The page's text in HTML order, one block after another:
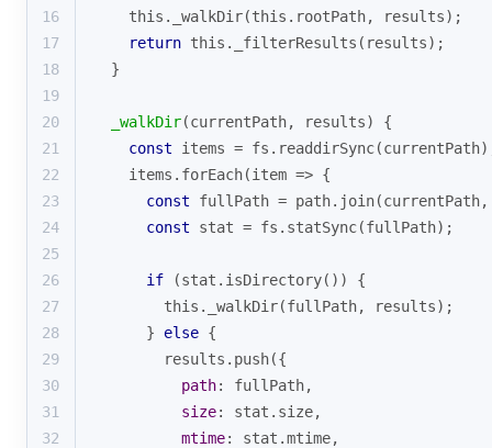
16
this ._walkDir(this .rootPath, results);
17
return this ._filterResults(results);
18
  }
19
20
_walkDir(currentPath, results)
{
21
const items =
22
    items.forEach(
item => {
23
const fullPath =
24
const stat = fs.statSync(fullPath);
25
26
if (stat.isDirectory()) {
27
this ._walkDir(fullPath, results);
28
      }
else {
29
        results.push({
30
path: fullPath,
31
size: stat.size,
32
mtime: stat.mtime,